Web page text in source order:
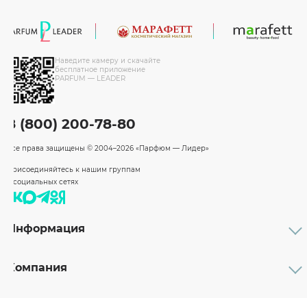
Наведите камеру и скачайте
бесплатное приложение
PARFUM — LEADER
8 (800) 200-78-80
Все права защищены © 2004–2026 «Парфюм — Лидер»
Присоединяйтесь к нашим группам
в социальных сетях
Информация
Бренды
Компания